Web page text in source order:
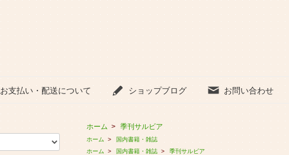
お支払い・配送について ショップブログ お問い合わせ
ホーム > 季刊サルビア
ホーム >
国内書籍・雑誌
ホーム > 国内書籍・雑誌 > 季刊サルビア